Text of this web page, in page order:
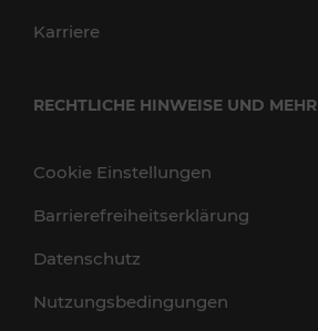
Karriere
RECHTLICHE HINWEISE UND MEHR
Cookie Einstellungen
Barrierefreiheitserklärung
Datenschutz
Nutzungsbedingungen